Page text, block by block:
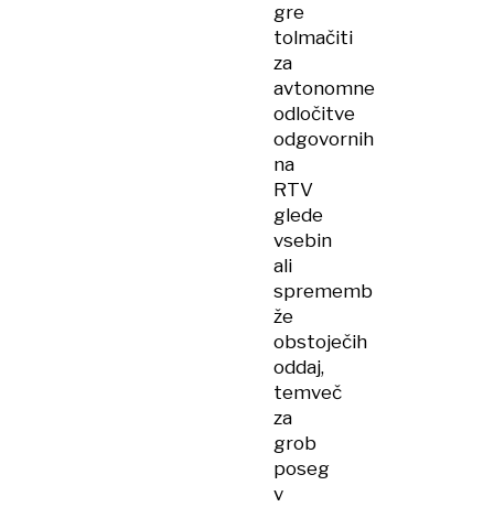
gre
tolmačiti
za
avtonomne
odločitve
odgovornih
na
RTV
glede
vsebin
ali
sprememb
že
obstoječih
oddaj,
temveč
za
grob
poseg
v